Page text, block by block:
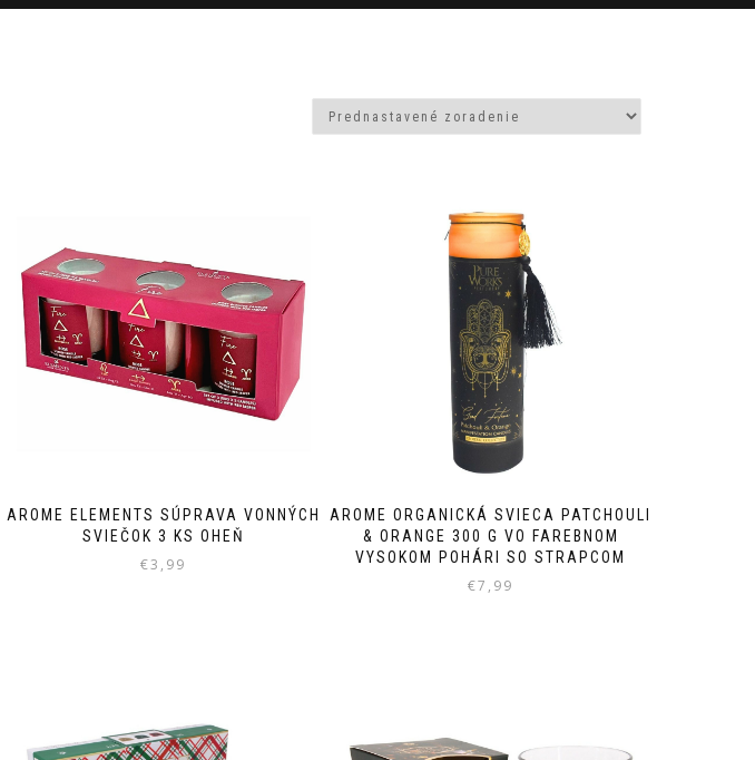
AROME ELEMENTS SÚPRAVA VONNÝCH
SVIEČOK 3 KS OHEŇ
€3,99
AROME ORGANICKÁ SVIECA PATCHOULI
& ORANGE 300 G VO FAREBNOM
VYSOKOM POHÁRI SO STRAPCOM
€7,99